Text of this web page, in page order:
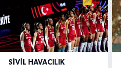
SIVIL HAVACILIK